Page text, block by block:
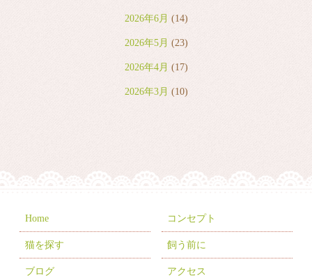
2026年6月 (14)
2026年5月 (23)
2026年4月 (17)
2026年3月 (10)
2025年10月(9)
2025年9月(2)
Home コンセプト
猫を探す 飼う前に
ブログ アクセス